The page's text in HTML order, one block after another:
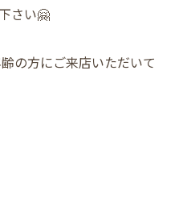
さい🤗
の方にご来店いただいて